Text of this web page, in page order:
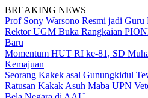
BREAKING NEWS
Prof Sony Warsono Resmi jadi
Rektor UGM Buka Rangkaian
Baru
Momentum HUT RI ke-81, SD
Kemajuan
Seorang Kakek asal Gunungkidul
Ratusan Kakak Asuh Maba UPN